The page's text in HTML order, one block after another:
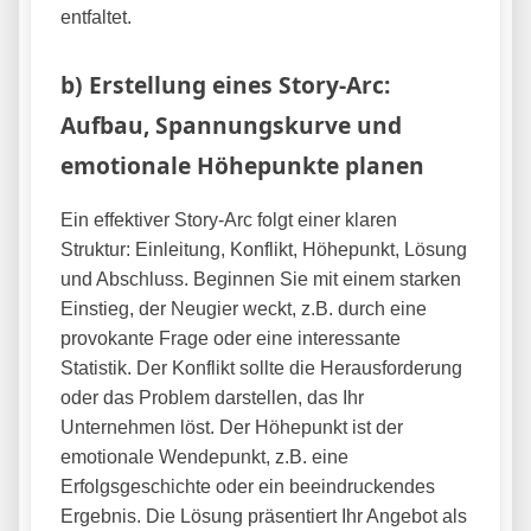
entfaltet.
b) Erstellung eines Story-Arc:
Aufbau, Spannungskurve und
emotionale Höhepunkte planen
Ein effektiver Story-Arc folgt einer klaren
Struktur: Einleitung, Konflikt, Höhepunkt, Lösung
und Abschluss. Beginnen Sie mit einem starken
Einstieg, der Neugier weckt, z.B. durch eine
provokante Frage oder eine interessante
Statistik. Der Konflikt sollte die Herausforderung
oder das Problem darstellen, das Ihr
Unternehmen löst. Der Höhepunkt ist der
emotionale Wendepunkt, z.B. eine
Erfolgsgeschichte oder ein beeindruckendes
Ergebnis. Die Lösung präsentiert Ihr Angebot als